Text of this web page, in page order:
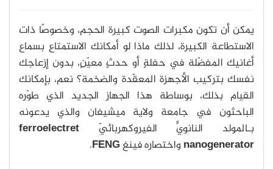
يمكن أن تكون مكبرات الصوت كبيرة الحجم، وخصوصًا ذات
الاستطاعة الكبيرة، لذلك ماذا لو أمكانك الاستمتاع بسماع
أغانيك المفضّلة في حفلةٍ أو حدثٍ معيّنٍ، بدون إزعاجك
نفسك بتركيب الأجهزة المعقّدة والضخمة؟ نعم، بإمكانك
القيام بذلك، بوساطة هذا الجهاز الجديد الذي طوّره
الباحثون في جامعة ولاية ميشيغان والذي يدعونه
بـالمولد النانويٍّ الفيروكهربائيّ ferroelectret
nanogenerator واختصاره فينغFENG
.